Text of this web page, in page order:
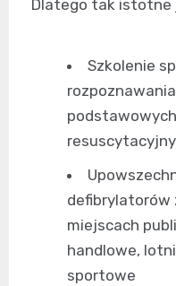
Dlatego tak istotne
Szkolenie
defibrylatorów
miejscach
handlowe,
sportowe